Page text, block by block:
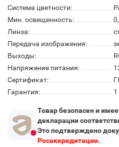
Система цветности:
Мин. освещенность:
Линза:
Передача изображения:
Выходы:
Напряжение питания:
Сертификат:
Гарантия:
1
Товар безопасен и
декларации
Это подтверждено
Росаккредитации.